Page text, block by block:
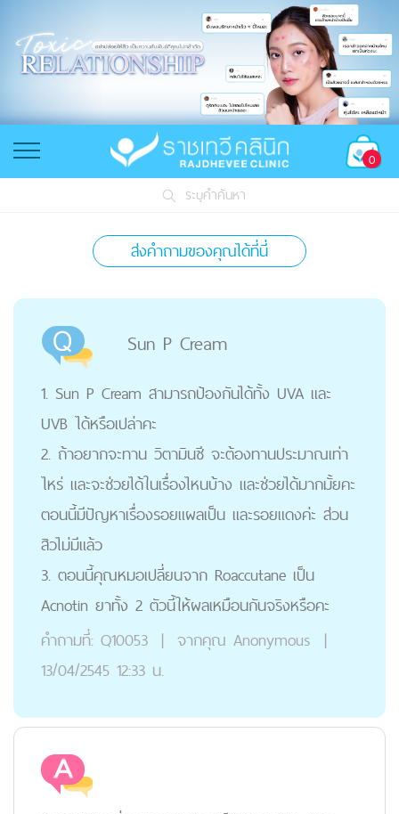
0
ระบุคำค้นหา
ส่งคำถามของคุณได้ที่นี่
Sun P Cream
1. Sun P Cream สามารถป้องกันได้ทั้ง UVA และ
UVB ได้หรือเปล่าคะ
2. ถ้าอยากจะทาน วิตามินซี จะต้องทานประมาณเท่า
ไหร่ และจะช่วยได้ในเรื่องไหนบ้าง และช่วยได้มากมั้ยคะ
ตอนนี้มีปัญหาเรื่องรอยแผลเป็น และรอยแดงค่ะ ส่วน
สิวไม่มีแล้ว
3. ตอนนี้คุณหมอเปลี่ยนจาก Roaccutane เป็น
Acnotin ยาทั้ง 2 ตัวนี้ให้ผลเหมือนกันจริงหรือคะ
คำถามที่: Q10053 | จากคุณ Anonymous |
13/04/2545 12:33 น.